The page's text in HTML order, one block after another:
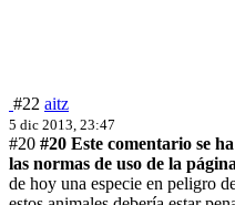
#22 aitz
5 dic 2013, 23:47
#20 #20 Este comentario se
las normas de uso de la
de hoy una especie en peligro